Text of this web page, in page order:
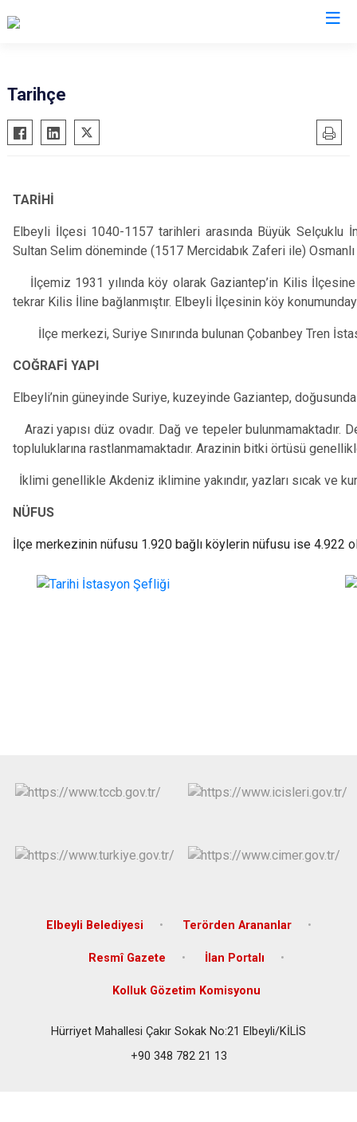
Elbeyli
Musabeyli
Tarihçe
TARİHİ
Elbeyli İlçesi 1040-1157 tarihleri arasında Büyük Selçuklu
Sultan Selim döneminde (1517 Mercidabık Zaferi ile)
İlçemiz 1931 yılında köy olarak Gaziantep’in Kilis İlçesine
tekrar Kilis İline bağlanmıştır. Elbeyli İlçesinin köy
İlçe merkezi, Suriye Sınırında bulunan Çobanbey Tren
COĞRAFİ YAPI
Elbeyli’nin güneyinde Suriye, kuzeyinde Gaziantep,
Arazi yapısı düz ovadır. Dağ ve tepeler
topluluklarına rastlanmamaktadır. Arazinin bitki örtüsü
İklimi genellikle Akdeniz iklimine yakındır, yazları sıcak ve
NÜFUS
İlçe merkezinin nüfusu 1.920 bağlı köylerin nüfusu ise 4.922
Elbeyli Belediyesi Terörden Arananlar
Resmî Gazete İlan Portalı
Kolluk Gözetim Komisyonu
Hürriyet Mahallesi Çakır Sokak No:21 Elbeyli/KİLİS
+90 348 782 21 13